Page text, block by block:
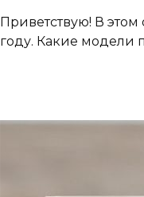
Приветствую! В
году. Какие модели